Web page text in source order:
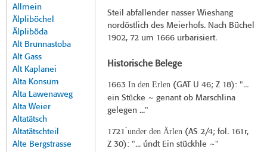
Allmein
Älpliböchel
Älpliböda
Alt Brunnastoba
Alt Gass
Alt Kaplanei
Alta Konsum
Alta Lawenaweg
Alta Weier
Altatätsch
Altatätschteil
Alte Bergstrasse
Steil abfallender nasser Wieshang
nordöstlich des Meierhofs. Nach Büchel
1902, 72 um 1666 urbarisiert.
Historische Belege
1663 In den Erlen(GAT U 46; Z 18): "...
ein Stŭcke ~ genant ob Marschlina
gelegen ..."
1721 ̀under den Ärlen(AS 2/4; fol. 161r,
Z 30): "... úndt Ein stückhle ~"